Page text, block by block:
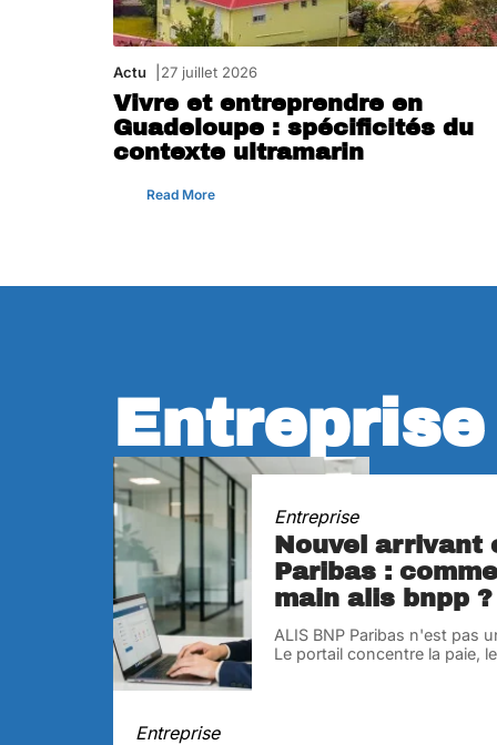
Actu 27 juillet 2026
Vivre et entreprendre en
Guadeloupe : spécificités du
contexte ultramarin
Read More
Entreprise
Entreprise
Nouvel arrivant
Paribas :
main alis bnpp ?
ALIS BNP Paribas n'est pas
Le portail concentre la paie,
Entreprise